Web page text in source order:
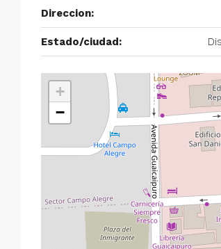
Direccion:
Estado/ciudad:
+
−
Alquiler en
Centro
Prados del
Este,
Municipio
Estado